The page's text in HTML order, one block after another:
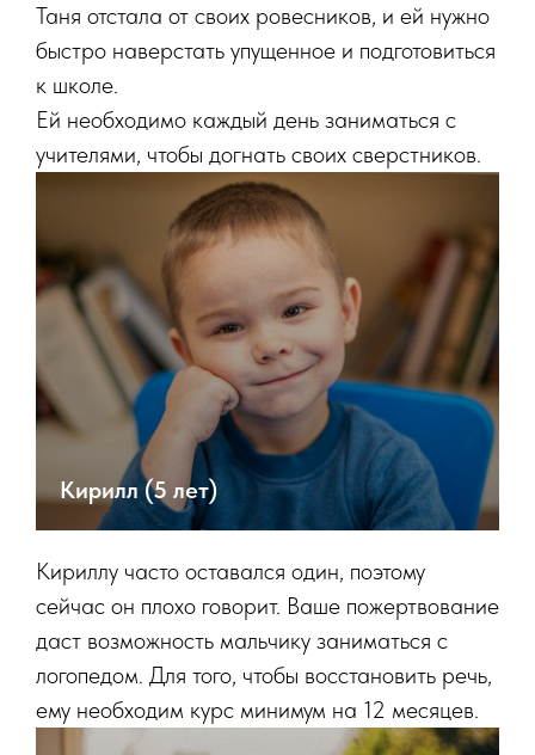
Таня отстала от своих ровесников, и ей нужно
быстро наверстать упущенное и подготовиться
к школе.
Ей необходимо каждый день заниматься с
учителями, чтобы догнать своих сверстников.
Кирилл (5 лет)
Кириллу часто оставался один, поэтому
сейчас он плохо говорит. Ваше пожертвование
даст возможность мальчику заниматься с
логопедом. Для того, чтобы восстановить речь,
ему необходим курс минимум на 12 месяцев.